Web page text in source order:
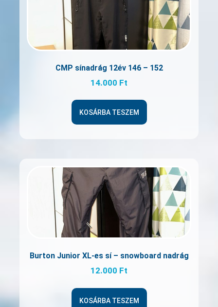
CMP sínadrág 12év 146 – 152
14.000 Ft
KOSÁRBA TESZEM
Burton Junior XL-es sí – snowboard nadrág
12.000 Ft
KOSÁRBA TESZEM